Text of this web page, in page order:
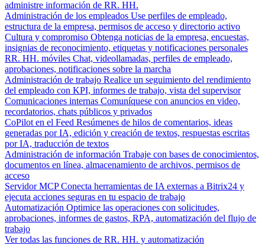
administre información de RR. HH.
Administración de los empleados Use perfiles de empleado,
estructura de la empresa, permisos de acceso y directorio activo
Cultura y compromiso Obtenga noticias de la empresa, encuestas,
insignias de reconocimiento, etiquetas y notificaciones personales
RR. HH. móviles Chat, videollamadas, perfiles de empleado,
aprobaciones, notificaciones sobre la marcha
Administración de trabajo Realice un seguimiento del rendimiento
del empleado con KPI, informes de trabajo, vista del supervisor
Comunicaciones internas Comuníquese con anuncios en video,
recordatorios, chats públicos y privados
CoPilot en el Feed Resúmenes de hilos de comentarios, ideas
generadas por IA, edición y creación de textos, respuestas escritas
por IA, traducción de textos
Administración de información Trabaje con bases de conocimientos,
documentos en línea, almacenamiento de archivos, permisos de
acceso
Servidor MCP Conecta herramientas de IA externas a Bitrix24 y
ejecuta acciones seguras en tu espacio de trabajo
Automatización Optimice las operaciones con solicitudes,
aprobaciones, informes de gastos, RPA, automatización del flujo de
trabajo
Ver todas las funciones de RR. HH. y automatización